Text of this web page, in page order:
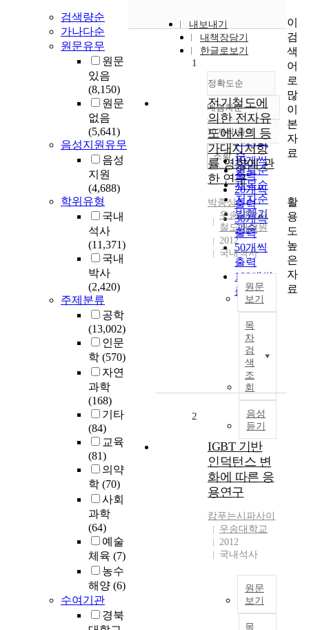
검색량순
가나다순
원문유무
원문
있음
(8,150)
원문
없음
(5,641)
음성지원유무
음성
지원
(4,688)
학위유형
국내
석사
(11,371)
국내
박사
(2,420)
주제분류
공학
(13,002)
인문
학 (570)
자연
과학
(168)
기타
(84)
교육
(81)
의약
학 (70)
사회
과학
(64)
예술
체육 (7)
농수
해양 (6)
수여기관
경북
내보내기
내책장담기
한글로보기
정확도순
정확도
순
인기도
순
연도순
제목순
저자순
발행기
관순
내림차순
내림차순
10개씩 출력
10개씩
출력
20개씩
출력
30개씩
출력
50개씩
출력
100개씩
출력
조회
1
전기철도에
의한 전자유
도에서의 등
가대지저항
률 영향에 관
한 연구
박종상
우송대학교
철도대학원
2012
국내석사
원문
보기
목
차
검
색
조
회
음성
듣기
2
IGBT 기반
인덕턴스 변
화에 따른 응
용연구
캄푸는시파사이
우송대학교
2012
국내석사
원문
보기
목
이
검
색
어
로
많
이
본
자
료
활
용
도
높
은
자
료